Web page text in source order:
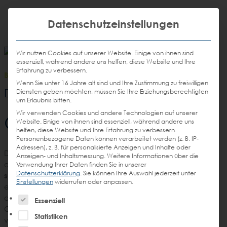
Promotions
Email
senden
Anrufen
DE
BLOG/24.10.2017
Die STEINShopper Studie
Omni-Shopper Journey
Der Onlinehandel wächst stetig, allerdings erwirtschaftet
der deutsche Einzelhandel noch immer über
seines Umsatzes im stationären Geschäft. Dabei ist heute
ein
kanalübergreifender (Omnichannel-) Commerce
der Tagesordnung: Während der Kunde ein zusätzliches
Onlineangebot des stationären Handels schon beinahe
voraussetzt, eröffnen immer mehr Online Pure Player ein
Datenschutzeinstellungen
Wir nutzen Cookies auf unserer Website. Einige von ihnen sind
essenziell, während andere uns helfen, diese Website und Ihre
Erfahrung zu verbessern.
Wenn Sie unter 16 Jahre alt sind und Ihre Zustimmung zu freiwilligen
Diensten geben möchten, müssen Sie Ihre Erziehungsberechtigten
um Erlaubnis bitten.
Wir verwenden Cookies und andere Technologien auf unserer
Website. Einige von ihnen sind essenziell, während andere uns
helfen, diese Website und Ihre Erfahrung zu verbessern.
Personenbezogene Daten können verarbeitet werden (z. B. IP-
Adressen), z. B. für personalisierte Anzeigen und Inhalte oder
Anzeigen- und Inhaltsmessung. Weitere Informationen über die
Verwendung Ihrer Daten finden Sie in unserer
Datenschutzerklärung. Sie können Ihre Auswahl jederzeit unter
Einstellungen widerrufen oder anpassen.
Es folgt eine Liste der Service-Gruppen, für die eine
Essenziell
Statistiken